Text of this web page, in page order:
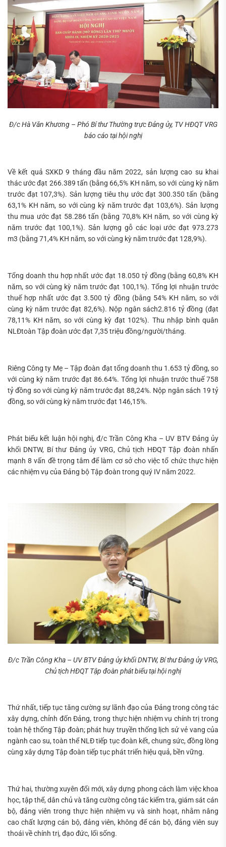
Đ/c Hà Văn Khương – Phó Bí thư Thường trực Đảng ủy, TV HĐQT VRG
báo cáo tại hội nghị
Về kết quả SXKD 9 tháng đầu năm 2022, sản lượng cao su khai
thác ước đạt 266.389 tấn (bằng 66,5% KH năm, so với cùng kỳ năm
trước đạt 107,3%). Sản lượng tiêu thụ ước đạt 300.350 tấn (bằng
63,1% KH năm, so với cùng kỳ năm trước đạt 103,6%). Sản lượng
thu mua ước đạt 58.286 tấn (bằng 70,8% KH năm, so với cùng kỳ
năm trước đạt 100,1%). Sản lượng gỗ các loại ước đạt 973.273
m3 (bằng 71,4% KH năm, so với cùng kỳ năm trước đạt 128,9%).
Tổng doanh thu hợp nhất ước đạt 18.050 tỷ đồng (bằng 60,8% KH
năm, so với cùng kỳ năm trước đạt 100,1%). Tổng lợi nhuận trước
thuế hợp nhất ước đạt 3.500 tỷ đồng (bằng 54% KH năm, so với
cùng kỳ năm trước đạt 82,6%). Nộp ngân sách2.816 tỷ đồng (đạt
78,11% KH năm, so với cùng kỳ đạt 102%). Thu nhập bình quân
NLĐtoàn Tập đoàn ước đạt 7,35 triệu đồng/người/tháng.
Riêng Công ty Mẹ – Tập đoàn đạt tổng doanh thu 1.653 tỷ đồng, so
với cùng kỳ năm trước đạt 86.64%. Tổng lợi nhuận trước thuế 758
tỷ đồng so với cùng kỳ năm trước đạt 88,24%. Nộp ngân sách 19 tỷ
đồng, so với cùng kỳ năm trước đạt 146,15%.
Phát biểu kết luận hội nghị, đ/c Trần Công Kha – UV BTV Đảng ủy
khối DNTW, Bí thư Đảng ủy VRG, Chủ tịch HĐQT Tập đoàn nhấn
mạnh 8 vấn đề trọng tâm để làm cơ sở cho việc tổ chức thực hiện
các nhiệm vụ của Đảng bộ Tập đoàn trong quý IV năm 2022.
Đ/c Trần Công Kha – UV BTV Đảng ủy khối DNTW, Bí thư Đảng ủy VRG,
Chủ tịch HĐQT Tập đoàn phát biểu tại hội nghị
Thứ nhất, tiếp tục tăng cường sự lãnh đạo của Đảng trong công tác
xây dựng, chỉnh đốn Đảng, trong thực hiện nhiệm vụ chính trị trong
toàn hệ thống Tập đoàn; phát huy truyền thống lịch sử vẻ vang của
ngành cao su, toàn thể NLĐ tiếp tục đoàn kết, chung sức, đồng lòng
cùng xây dựng Tập đoàn tiếp tục phát triển hiệu quả, bền vững.
Thứ hai, thường xuyên đổi mới, xây dựng phong cách làm việc khoa
học, tập thể, dân chủ và tăng cường công tác kiểm tra, giám sát cán
bộ, đảng viên trong thực hiện nhiệm vụ và sinh hoạt, nhằm nâng
cao chất lượng cán bộ, đảng viên, không để cán bộ, đảng viên suy
thoái về chính trị, đạo đức, lối sống.